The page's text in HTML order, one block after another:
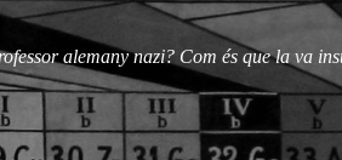
alemany nazi? Com és que la va